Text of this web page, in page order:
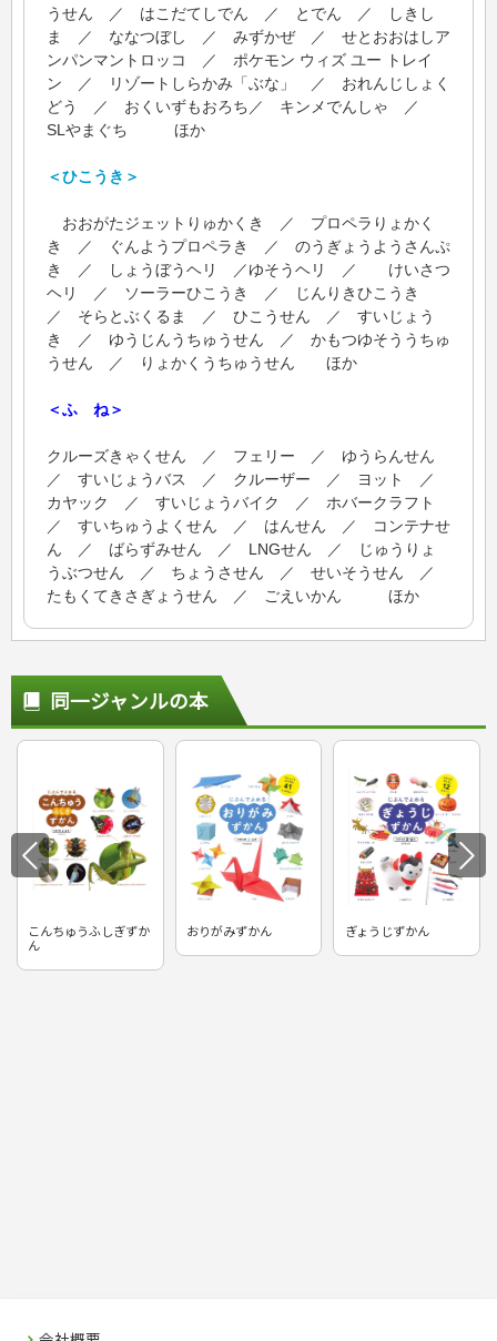
うせん ／ はこだてしでん ／ とでん ／ しきし
ま ／ ななつぼし ／ みずかぜ ／ せとおおはしア
ンパンマントロッコ ／ ポケモン ウィズ ユー トレイ
ン ／ リゾートしらかみ「ぶな」 ／ おれんじしょく
どう ／ おくいずもおろち／ キンメでんしゃ ／
SLやまぐち ほか
＜ひこうき＞
おおがたジェットりゅかくき ／ プロペラりょかく
き ／ ぐんようプロペラき ／ のうぎょうようさんぷ
き ／ しょうぼうヘリ ／ゆそうヘリ ／ けいさつ
ヘリ ／ ソーラーひこうき ／ じんりきひこうき
／ そらとぶくるま ／ ひこうせん ／ すいじょう
き ／ ゆうじんうちゅうせん ／ かもつゆそううちゅ
うせん ／ りょかくうちゅうせん ほか
＜ふ ね＞
クルーズきゃくせん ／ フェリー ／ ゆうらんせん
／ すいじょうバス ／ クルーザー ／ ヨット ／
カヤック ／ すいじょうバイク ／ ホバークラフト
／ すいちゅうよくせん ／ はんせん ／ コンテナせ
ん ／ ばらずみせん ／ LNGせん ／ じゅうりょ
うぶつせん ／ ちょうさせん ／ せいそうせん ／
たもくてきさぎょうせん ／ ごえいかん ほか
同一ジャンルの本
こんちゅうふしぎずか
ん
おりがみずかん ぎょうじずかん